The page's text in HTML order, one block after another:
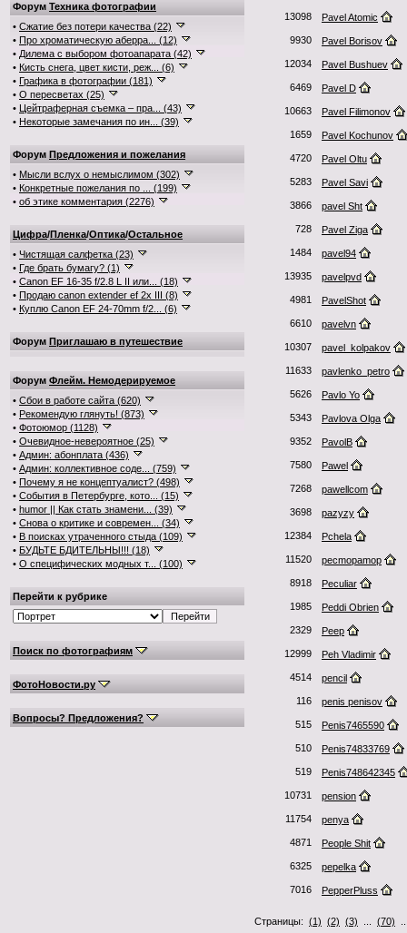
Форум Техника фотографии
• Сжатие без потери качества (22)
• Про хроматическую аберра... (12)
• Дилема с выбором фотоапарата (42)
• Кисть снега, цвет кисти, реж... (6)
• Графика в фотографии (181)
• О пересветах (25)
• Цейтраферная съемка – пра... (43)
• Некоторые замечания по ин... (39)
Форум Предложения и пожелания
• Мысли вслух о немыслимом (302)
• Конкретные пожелания по ... (199)
• об этике комментария (2276)
Цифра/Пленка/Оптика/Остальное
• Чистящая салфетка (23)
• Где брать бумагу? (1)
• Canon EF 16-35 f/2.8 L II или... (18)
• Продаю canon extender ef 2x III (8)
• Куплю Canon EF 24-70mm f/2... (6)
Форум Приглашаю в путешествие
Форум Флейм. Немодерируемое
• Сбои в работе сайта (620)
• Рекомендую глянуть! (873)
• Фотоюмор (1128)
• Очевидное-невероятное (25)
• Админ: абонплата (436)
• Админ: коллективное соде... (759)
• Почему я не концептуалист? (498)
• События в Петербурге, кото... (15)
• humor || Как стать знамени... (39)
• Снова о критике и современ... (34)
• В поисках утраченного стыда (109)
• БУДЬТЕ БДИТЕЛЬНЫ!!! (18)
• О специфических модных т... (100)
Перейти к рубрике
Поиск по фотографиям
ФотоНовости.ру
Вопросы? Предложения?
13098 Pavel Atomic
9930 Pavel Borisov
12034 Pavel Bushuev
6469 Pavel D
10663 Pavel Filimonov
1659 Pavel Kochunov
4720 Pavel Oltu
5283 Pavel Savi
3866 pavel Sht
728 Pavel Ziga
1484 pavel94
13935 pavelpvd
4981 PavelShot
6610 pavelvn
10307 pavel_kolpakov
11633 pavlenko_petro
5626 Pavlo Yo
5343 Pavlova Olga
9352 PavolB
7580 Pawel
7268 pawellcom
3698 pazyzy
12384 Pchela
11520 pecmopamop
8918 Peculiar
1985 Peddi Obrien
2329 Peep
12999 Peh Vladimir
4514 pencil
116 penis penisov
515 Penis7465590
510 Penis74833769
519 Penis748642345
10731 pension
11754 penya
4871 People Shit
6325 pepelka
7016 PepperPluss
Страницы: (1) (2) (3) (70)